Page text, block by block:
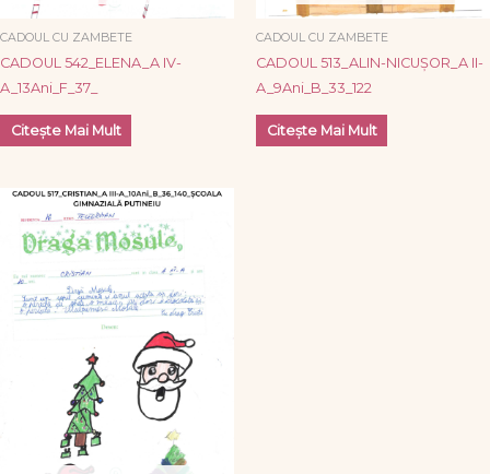
CADOUL CU ZAMBETE
CADOUL 542_ELENA_A IV-
A_13Ani_F_37_
Citește Mai Mult
CADOUL CU ZAMBETE
CADOUL 513_ALIN-NICUȘOR_A II-
A_9Ani_B_33_122
Citește Mai Mult